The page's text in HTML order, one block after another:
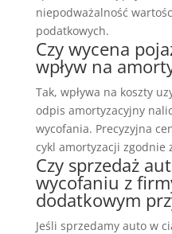
niepodważalność
podatkowych.
Czy wycena
wpływ na
Tak, wpływa na koszty
odpis amortyzacyjny
wycofania. Precyzyjna
cykl amortyzacji zgodnie
Czy sprzedaż
wycofaniu z
dodatkowym
Jeśli sprzedamy auto w